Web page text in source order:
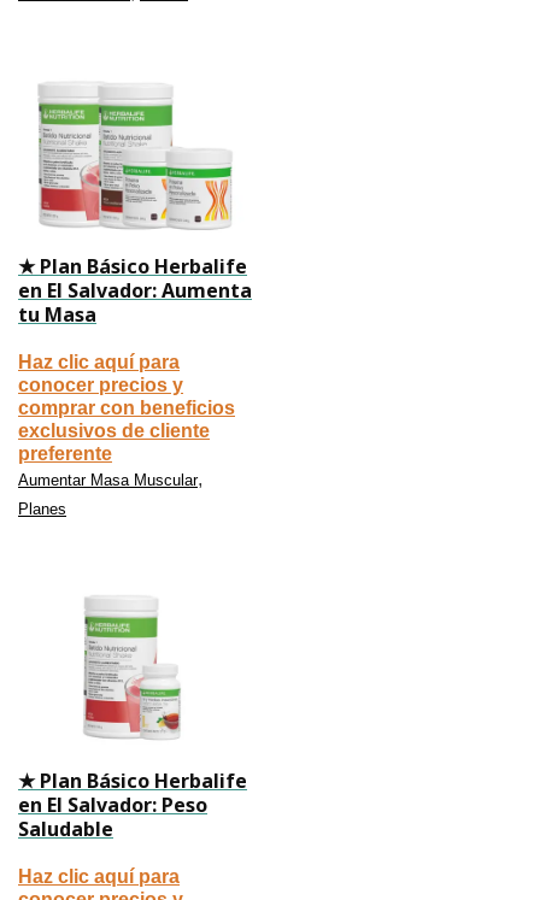
★ Plan Básico Herbalife
en El Salvador: Aumenta
tu Masa
Haz clic aquí para
conocer precios y
comprar con beneficios
exclusivos de cliente
preferente
Aumentar Masa Muscular,
Planes
★ Plan Básico Herbalife
en El Salvador: Peso
Saludable
Haz clic aquí para